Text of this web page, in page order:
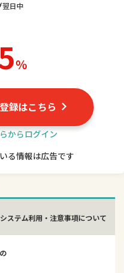
％
翌日中
録はこちら
からログイン
る情報は広告です
システム利用・注意事項について